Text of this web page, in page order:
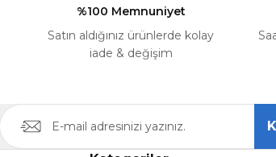
%100 Memnuniyet
Satın aldığınız ürünlerde kolay
iade & değişim